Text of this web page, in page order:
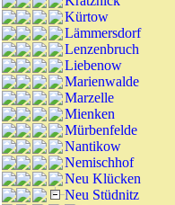
Kürtow
Lämmersdorf
Lenzenbruch
Liebenow
Marienwalde
Marzelle
Mienken
Mürbenfelde
Nantikow
Nemischhof
Neu Klücken
Neu Stüdnitz